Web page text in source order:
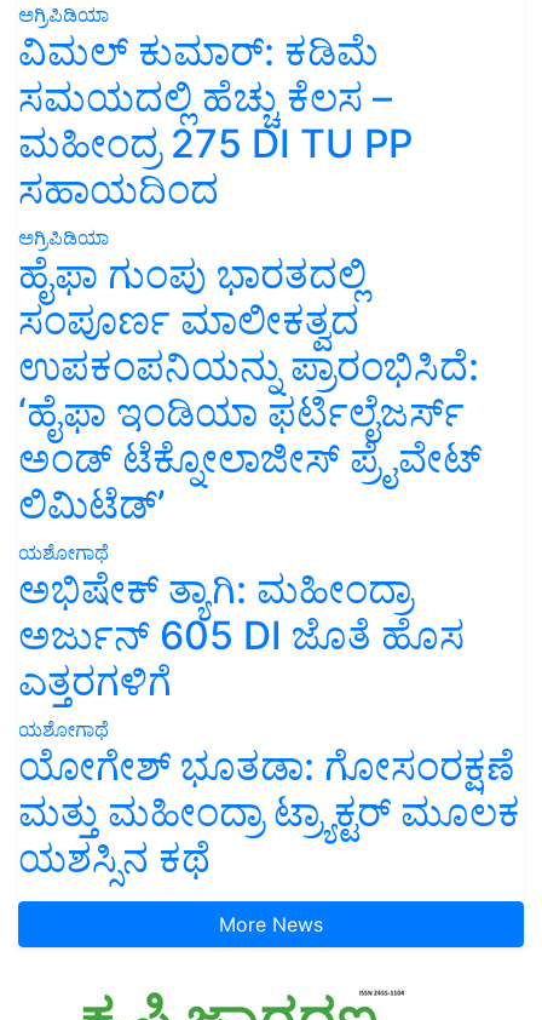
ಅಗ್ರಿಪಿಡಿಯಾ
ವಿಮಲ್ ಕುಮಾರ್: ಕಡಿಮೆ
ಸಮಯದಲ್ಲಿ ಹೆಚ್ಚು ಕೆಲಸ –
ಮಹೀಂದ್ರ 275 DI TU PP
ಸಹಾಯದಿಂದ
ಅಗ್ರಿಪಿಡಿಯಾ
ಹೈಫಾ ಗುಂಪು ಭಾರತದಲ್ಲಿ
ಸಂಪೂರ್ಣ ಮಾಲೀಕತ್ವದ
ಉಪಕಂಪನಿಯನ್ನು ಪ್ರಾರಂಭಿಸಿದೆ:
‘ಹೈಫಾ ಇಂಡಿಯಾ ಫರ್ಟಿಲೈಜರ್ಸ್
ಅಂಡ್ ಟೆಕ್ನೋಲಾಜೀಸ್ ಪ್ರೈವೇಟ್
ಲಿಮಿಟೆಡ್’
ಯಶೋಗಾಥೆ
ಅಭಿಷೇಕ್ ತ್ಯಾಗಿ: ಮಹೀಂದ್ರಾ
ಅರ್ಜುನ್ 605 DI ಜೊತೆ ಹೊಸ
ಎತ್ತರಗಳಿಗೆ
ಯಶೋಗಾಥೆ
ಯೋಗೇಶ್ ಭೂತಡಾ: ಗೋಸಂರಕ್ಷಣೆ
ಮತ್ತು ಮಹೀಂದ್ರಾ ಟ್ರ್ಯಾಕ್ಟರ್ ಮೂಲಕ
ಯಶಸ್ಸಿನ ಕಥೆ
More News